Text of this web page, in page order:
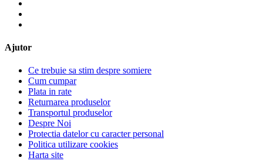
Ajutor
Ce trebuie sa stim despre somiere
Cum cumpar
Plata in rate
Returnarea produselor
Transportul produselor
Despre Noi
Protectia datelor cu caracter personal
Politica utilizare cookies
Harta site